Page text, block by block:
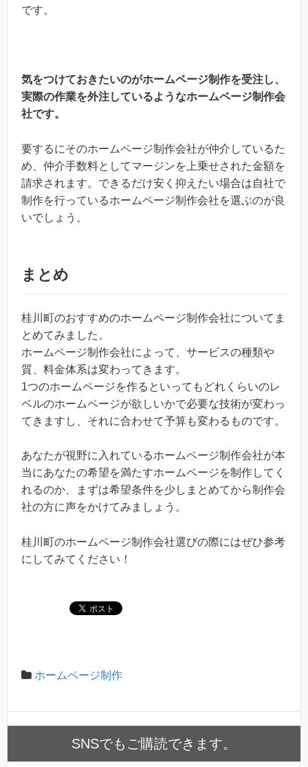
です。
気をつけておきたいのがホームページ制作を受注し、
実際の作業を外注しているようなホームページ制作会
社です。
要するにそのホームページ制作会社が仲介しているた
め、仲介手数料としてマージンを上乗せされた金額を
請求されます。できるだけ安く抑えたい場合は自社で
制作を行っているホームページ制作会社を選ぶのが良
いでしょう。
まとめ
桂川町のおすすめのホームページ制作会社についてま
とめてみました。
ホームページ制作会社によって、サービスの種類や
質、料金体系は変わってきます。
1つのホームページを作るといってもどれくらいのレ
ベルのホームページが欲しいかで必要な技術が変わっ
てきますし、それに合わせて予算も変わるものです。
あなたが視野に入れているホームページ制作会社が本
当にあなたの希望を満たすホームページを制作してく
れるのか、まずは希望条件を少しまとめてから制作会
社の方に声をかけてみましょう。
桂川町のホームページ制作会社選びの際にはぜひ参考
にしてみてください！
ホームページ制作
SNSでもご購読できます。